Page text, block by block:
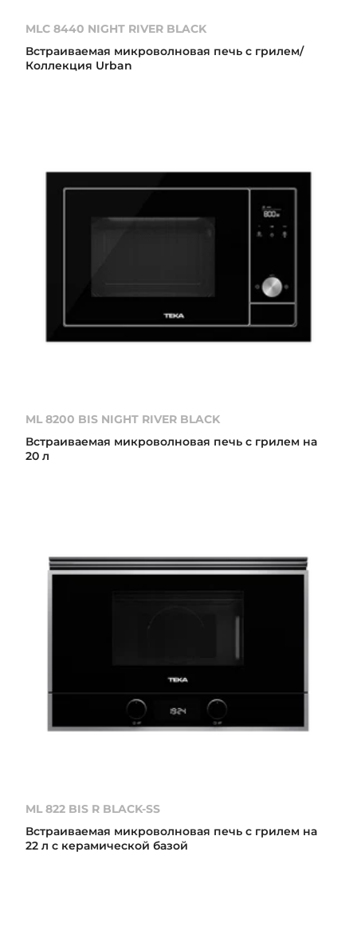
MLC 8440 NIGHT RIVER BLACK
Встраиваемая микроволновая печь с грилем/
Коллекция Urban
ML 8200 BIS NIGHT RIVER BLACK
Встраиваемая микроволновая печь с грилем на
20 л
ML 822 BIS R BLACK-SS
Встраиваемая микроволновая печь с грилем на
22 л с керамической базой